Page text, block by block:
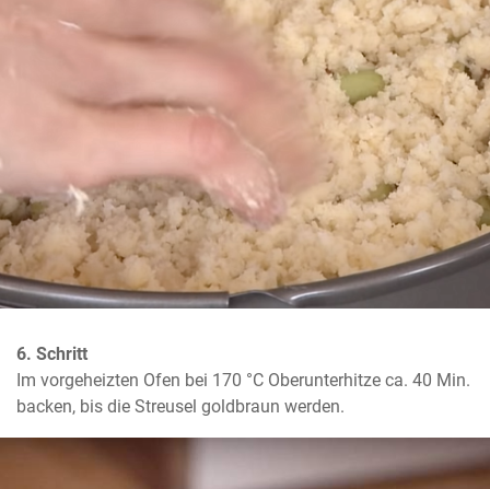
6. Schritt
Im vorgeheizten Ofen bei 170 °C Oberunterhitze ca. 40 Min.
backen, bis die Streusel goldbraun werden.